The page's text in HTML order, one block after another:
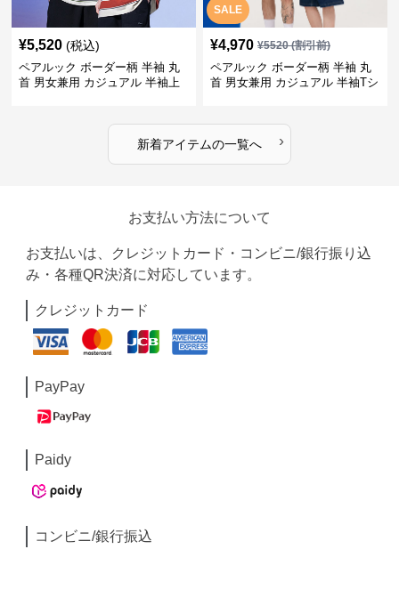
¥5,520 (税込)
ペアルック ボーダー柄 半袖 丸
首 男女兼用 カジュアル 半袖上
SALE
¥4,970 ¥5520(割引前)
ペアルック ボーダー柄 半袖 丸
首 男女兼用 カジュアル 半袖Tシ
新着アイテムの一覧へ ›
お支払い方法について
お支払いは、クレジットカード・コンビニ/銀行振り込
み・各種QR決済に対応しています。
クレジットカード
PayPay
Paidy
コンビニ/銀行振込